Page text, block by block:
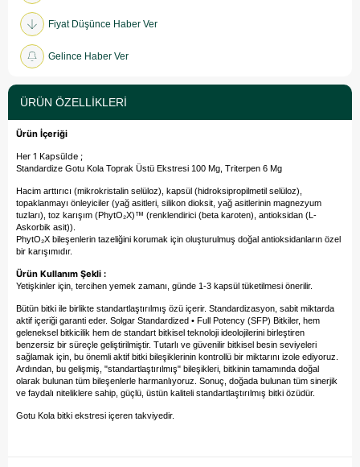
Fiyat Düşünce Haber Ver
Gelince Haber Ver
ÜRÜN ÖZELLIKLERI
Ürün İçeriği
Her 1 Kapsülde ;
Standardize Gotu Kola Toprak Üstü Ekstresi 100 Mg, Triterpen 6 Mg
Hacim arttırıcı (mikrokristalin selüloz), kapsül (hidroksipropilmetil selüloz),
topaklanmayı önleyiciler (yağ asitleri, silikon dioksit, yağ asitlerinin magnezyum
tuzları), toz karışım (PhytO₂X)™ (renklendirici (beta karoten), antioksidan (L-
Askorbik asit)).
PhytO₂X bileşenlerin tazeliğini korumak için oluşturulmuş doğal antioksidanların özel
bir karışımıdır.
Ürün Kullanım Şekli :
Yetişkinler için, tercihen yemek zamanı, günde 1-3 kapsül tüketilmesi önerilir.
Bütün bitki ile birlikte standartlaştırılmış özü içerir. Standardizasyon, sabit miktarda
aktif içeriği garanti eder. Solgar Standardized • Full Potency (SFP) Bitkiler, hem
geleneksel bitkicilik hem de standart bitkisel teknoloji ideolojilerini birleştiren
benzersiz bir süreçle geliştirilmiştir. Tutarlı ve güvenilir bitkisel besin seviyeleri
sağlamak için, bu önemli aktif bitki bileşiklerinin kontrollü bir miktarını izole ediyoruz.
Ardından, bu gelişmiş, "standartlaştırılmış" bileşikleri, bitkinin tamamında doğal
olarak bulunan tüm bileşenlerle harmanlıyoruz. Sonuç, doğada bulunan tüm sinerjik
ve faydalı niteliklere sahip, güçlü, üstün kaliteli standartlaştırılmış bitki özüdür.
Gotu Kola bitki ekstresi içeren takviyedir.